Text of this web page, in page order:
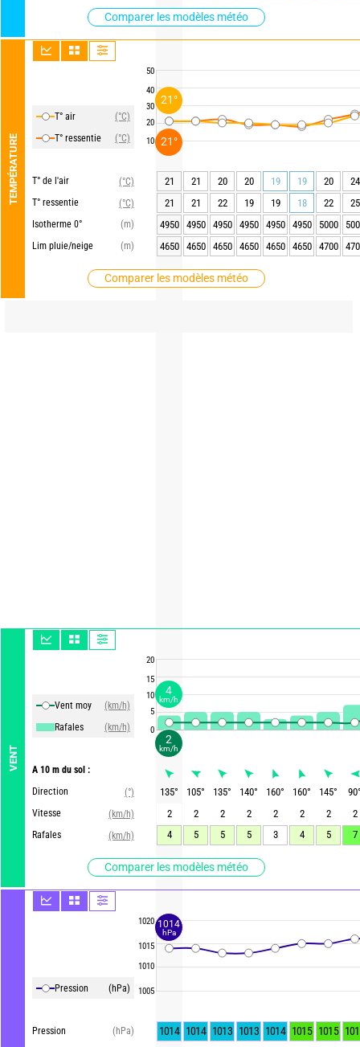
Comparer les modèles météo
TEMPÉRATURE
T° air
(°C)
T° ressentie
(°C)
T° de l'air
(°C)
T° ressentie
(°C)
Isotherme 0°
(m)
Lim pluie/neige
(m)
Comparer les modèles météo
VENT
Vent moy
(km/h)
Rafales
(km/h)
A 10 m du sol :
Direction
(°)
Vitesse
(km/h)
Rafales
(km/h)
Comparer les modèles météo
Pression (hPa)
Pression (hPa)
50
40
30
20
10
20
15
10
5
0
1020
1015
1010
1005
21 21 20 20 19 19 20
24
21
21 22 19 19 18 22
25
4950
4950 4950 4950 4950 4950 5000
4650
4650 4650 4650 4650 4650 4700
135° 105° 135° 140° 160° 160° 145° 90
2
2 2 2 2 2 2
2
4
5 5 5 3 4 5 7
1014 1014 1013 1013 1014 1015 1015
2
km/h
4
km/h
21°
21°
1014
hPa